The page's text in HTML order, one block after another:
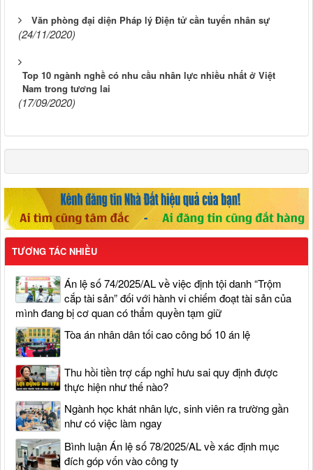
Văn phòng đại diện Pháp lý Điện tử cần tuyển nhân sự
(24/11/2020)
Top 10 ngành nghề có nhu cầu nhân lực nhiều nhất ở Việt
Nam trong tương lai
(17/09/2020)
TƯƠNG TÁC NHIỀU
Án lệ số 74/2025/AL về việc định tội danh “Trộm
cắp tài sản” đối với hành vi chiếm đoạt tài sản của
mình đang bị cơ quan có thẩm quyền tạm giữ
Tòa án nhân dân tối cao công bố 10 án lệ
Thu hồi tiền trợ cấp nghỉ hưu sai quy định được
thực hiện như thế nào?
Ngành học khát nhân lực, sinh viên ra trường gần
như có việc làm ngay
Bình luận Án lệ số 78/2025/AL về xác định mục
đích góp vốn vào công ty